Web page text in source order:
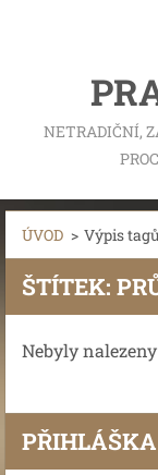
NETRADIČNÍ,
ÚVOD > Výpis tagů
ŠTÍTEK:
Nebyly